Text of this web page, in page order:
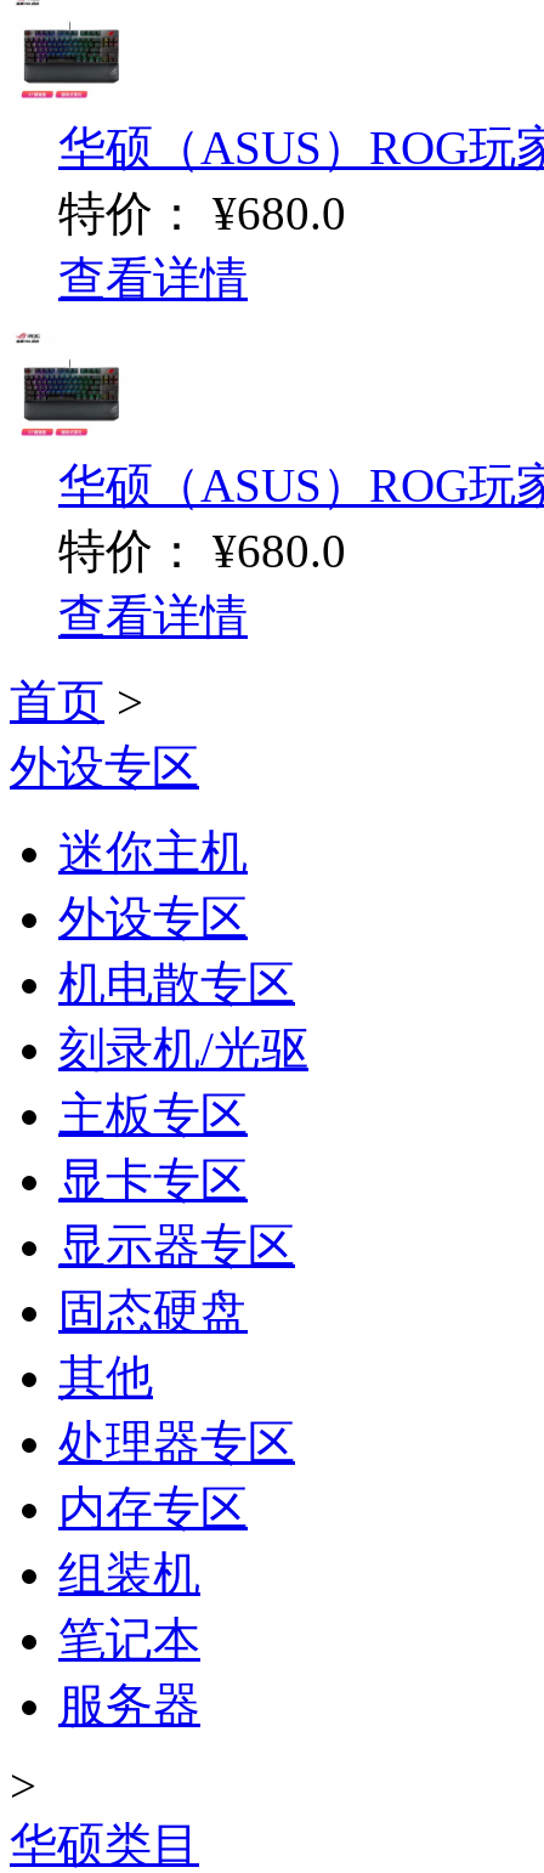
华硕（ASUS）ROG玩
特价：
¥680.0
查看详情
华硕（ASUS）ROG玩
特价：
¥680.0
查看详情
首页 >
外设专区
迷你主机
外设专区
机电散专区
刻录机/光驱
主板专区
显卡专区
显示器专区
固态硬盘
其他
处理器专区
内存专区
组装机
笔记本
服务器
>
华硕类目